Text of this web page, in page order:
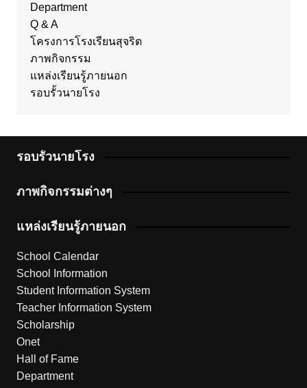
Department
Q & A
โครงการโรงเรียนสุจริต
ภาพกิจกรรม
แหล่งเรียนรู้ภายนอก
รอบรั้วนายโรง
รอบรั้วนายโรง
ภาพกิจกรรมต่างๆ
แหล่งเรียนรู้ภายนอก
School Calendar
School Information
Student Information System
Teacher Information System
Scholarship
Onet
Hall of Fame
Department